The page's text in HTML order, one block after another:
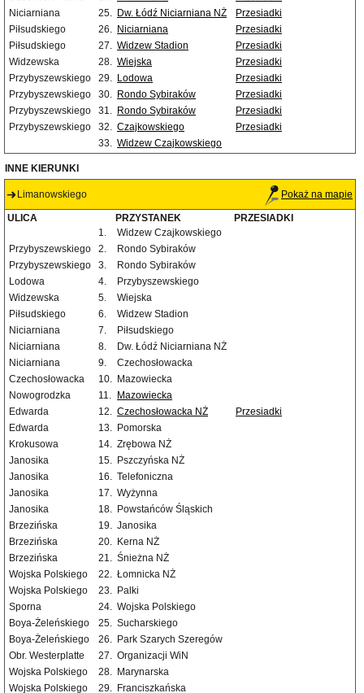
Niciarniana
25. Dw. Łódź Niciarniana NŻ
Przesiadki
Piłsudskiego
26. Niciarniana
Przesiadki
Piłsudskiego
27. Widzew Stadion
Przesiadki
Widzewska
28. Wiejska
Przesiadki
Przybyszewskiego
29. Lodowa
Przesiadki
Przybyszewskiego
30. Rondo Sybiraków
Przesiadki
Przybyszewskiego
31. Rondo Sybiraków
Przesiadki
Przybyszewskiego
32. Czajkowskiego
Przesiadki
33. Widzew Czajkowskiego
INNE KIERUNKI
Limanowskiego Pokaż na mapie
ULICA PRZYSTANEK
PRZESIADKI
1.
Widzew Czajkowskiego
Przybyszewskiego
2.
Rondo Sybiraków
Przybyszewskiego
3.
Rondo Sybiraków
Lodowa
4.
Przybyszewskiego
Widzewska
5.
Wiejska
Piłsudskiego
6.
Widzew Stadion
Niciarniana
7.
Piłsudskiego
Niciarniana
8.
Dw. Łódź Niciarniana NŻ
Niciarniana
9.
Czechosłowacka
Czechosłowacka
10. Mazowiecka
Nowogrodzka
11.
Mazowiecka
Edwarda
12. Czechosłowacka NŻ
Przesiadki
Edwarda
13. Pomorska
Krokusowa
14. Zrębowa NŻ
Janosika
15. Pszczyńska NŻ
Janosika
16. Telefoniczna
Janosika
17. Wyżynna
Janosika
18. Powstańców Śląskich
Brzezińska
19. Janosika
Brzezińska
20. Kerna NŻ
Brzezińska
21. Śnieżna NŻ
Wojska Polskiego
22. Łomnicka NŻ
Wojska Polskiego
23. Palki
Sporna
24. Wojska Polskiego
Boya-Żeleńskiego
25. Sucharskiego
Boya-Żeleńskiego
26. Park Szarych Szeregów
Obr. Westerplatte
27. Organizacji WiN
Wojska Polskiego
28. Marynarska
Wojska Polskiego
29. Franciszkańska